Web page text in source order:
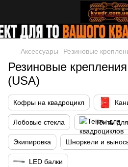
Аксессуары Резиновые
Резиновые
(USA)
Кофры на квадроцикл
Лобовые стекла Тенты
Экипировка Шноркели и
LED балки